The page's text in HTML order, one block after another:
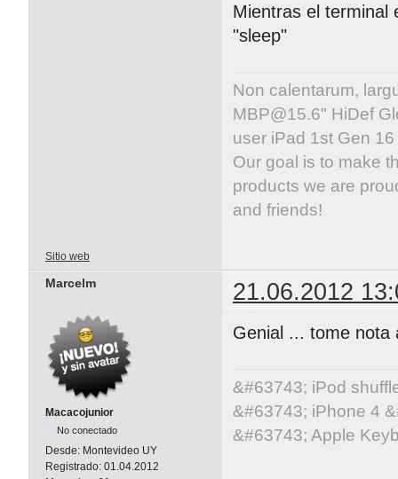
Mientras el terminal
"sleep"
Non calentarum,
MBP@15.6" HiDef
user iPad 1st Gen 16
Our goal is to make
products we are
and friends!
Sitio web
Marcelm 21.06.2012
Macacojunior
No conectado
Desde: Montevideo UY
Registrado: 01.04.2012
Genial ... tome nota
&#63743; iPod
&#63743; iPhone 4
&#63743; Apple